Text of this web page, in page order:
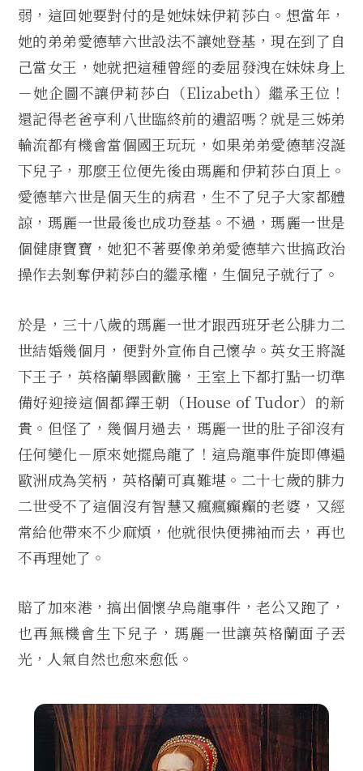
弱，這回她要對付的是她妹妹伊莉莎白。想當年，
她的弟弟愛德華六世設法不讓她登基，現在到了自
己當女王，她就把這種曾經的委屈發洩在妹妹身上
－她企圖不讓伊莉莎白（Elizabeth）繼承王位！
還記得老爸亨利八世臨終前的遺詔嗎？就是三姊弟
輪流都有機會當個國王玩玩，如果弟弟愛德華沒誕
下兒子，那麼王位便先後由瑪麗和伊莉莎白頂上。
愛德華六世是個天生的病君，生不了兒子大家都體
諒，瑪麗一世最後也成功登基。不過，瑪麗一世是
個健康寶寶，她犯不著要像弟弟愛德華六世搞政治
操作去剝奪伊莉莎白的繼承權，生個兒子就行了。
於是，三十八歲的瑪麗一世才跟西班牙老公腓力二
世結婚幾個月，便對外宣佈自己懷孕。英女王將誕
下王子，英格蘭舉國歡騰，王室上下都打點一切準
備好迎接這個都鐸王朝（House of Tudor）的新
貴。但怪了，幾個月過去，瑪麗一世的肚子卻沒有
任何變化－原來她擺烏龍了！這烏龍事件旋即傳遍
歐洲成為笑柄，英格蘭可真難堪。二十七歲的腓力
二世受不了這個沒有智慧又瘋瘋癲癲的老婆，又經
常給他帶來不少麻煩，他就很快便拂袖而去，再也
不再理她了。
賠了加來港，搞出個懷孕烏龍事件，老公又跑了，
也再無機會生下兒子，瑪麗一世讓英格蘭面子丟
光，人氣自然也愈來愈低。